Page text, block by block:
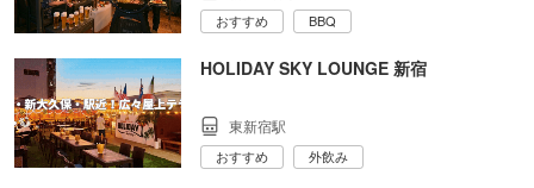
おすすめ BBQ
HOLIDAY SKY LOUNGE 新宿
東新宿駅
おすすめ 外飲み